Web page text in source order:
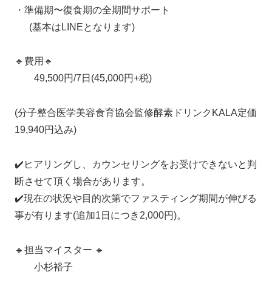
・準備期〜復食期の全期間サポート
(基本はLINEとなります)
🔹費用🔹
49,500円/7日(45,000円+税)
(分子整合医学美容食育協会監修酵素ドリンクKALA定価
19,940円込み)
✔️ヒアリングし、カウンセリングをお受けできないと判
断させて頂く場合があります。
✔️現在の状況や目的次第でファスティング期間が伸びる
事が有ります(追加1日につき2,000円)。
🔹担当マイスター 🔹
小杉裕子